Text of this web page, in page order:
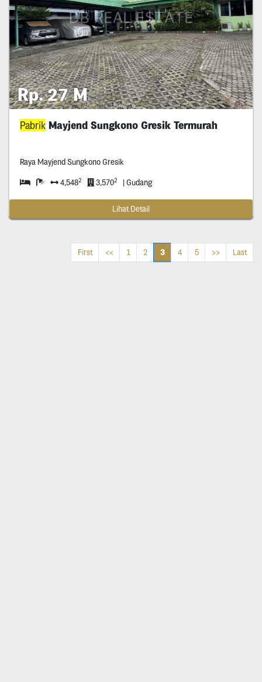
Rp. 27 M
PabrikMayjend Sungkono Gresik Termurah
Raya Mayjend Sungkono Gresik
4,5482 3,5702 | Gudang
Lihat Detail
First << 1 2 3 4 5 >> Last